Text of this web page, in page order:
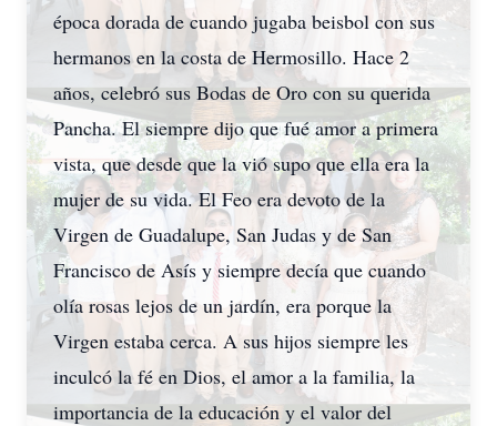
época dorada de cuando jugaba beisbol con sus
hermanos en la costa de Hermosillo. Hace 2
años, celebró sus Bodas de Oro con su querida
Pancha. El siempre dijo que fué amor a primera
vista, que desde que la vió supo que ella era la
mujer de su vida. El Feo era devoto de la
Virgen de Guadalupe, San Judas y de San
Francisco de Asís y siempre decía que cuando
olía rosas lejos de un jardín, era porque la
Virgen estaba cerca. A sus hijos siempre les
inculcó la fé en Dios, el amor a la familia, la
importancia de la educación y el valor del